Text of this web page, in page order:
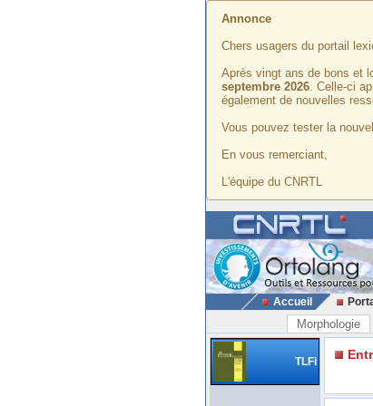
Annonce
Chers usagers du portail
Après vingt ans de bons et
septembre 2026. Celle-ci
également de nouvelles
Vous pouvez tester la
En vous remerciant,
L'équipe du CNRTL
Accueil
Morphologie
TLFi